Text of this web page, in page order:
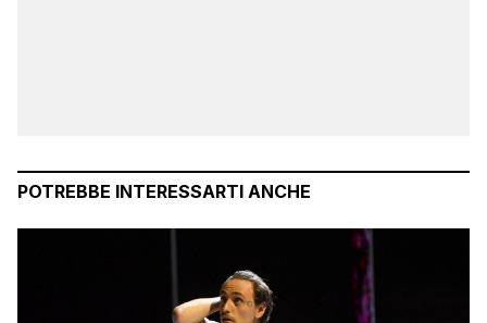
POTREBBE INTERESSARTI ANCHE